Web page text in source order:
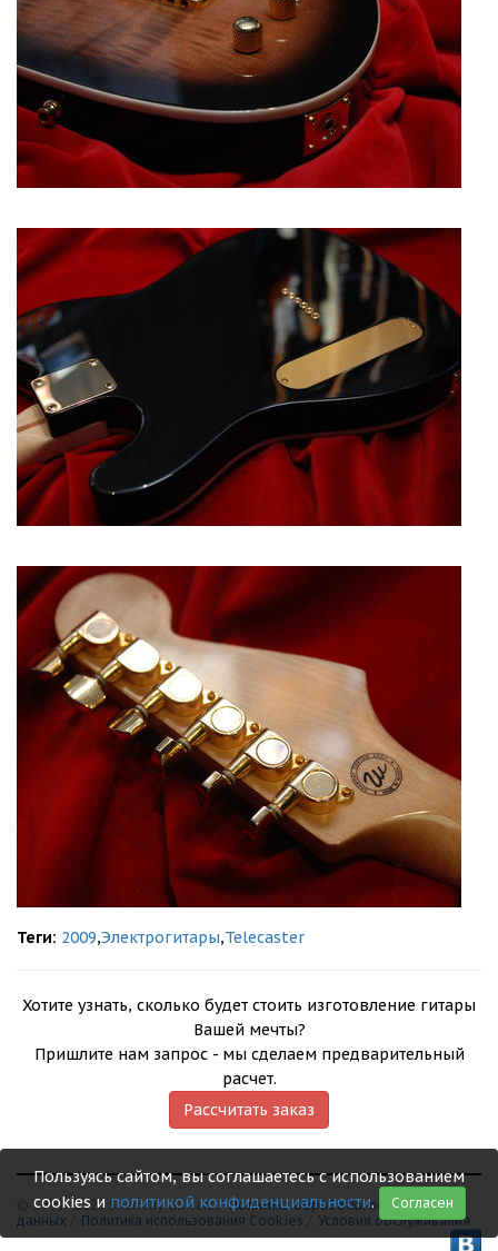
Теги: 2009,Электрогитары,Telecaster
Хотите узнать, сколько будет стоить изготовление гитары
Вашей мечты?
Пришлите нам запрос - мы сделаем предварительный
расчет.
Рассчитать заказ
© 1999 - 2026 Shamray Guitars /Политика обработки персональных
данных
Политика использования Сookies Условия обслуживания
Пользуясь сайтом, вы соглашаетесь с использованием
cookies и политикой конфиденциальности. Согласен